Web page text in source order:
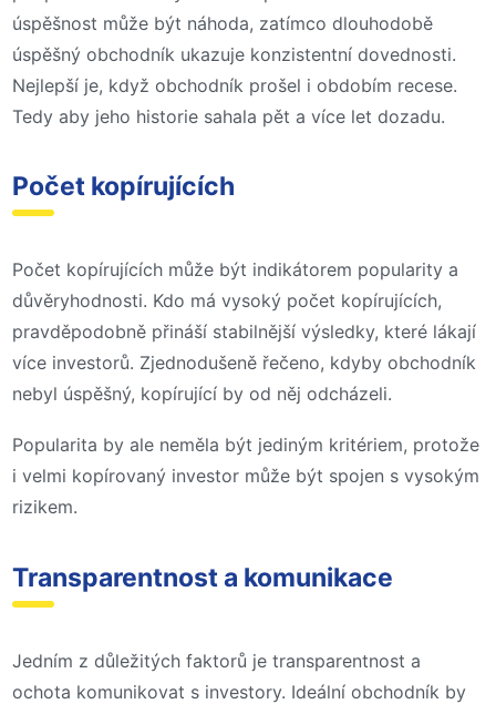
úspěšnost může být náhoda, zatímco dlouhodobě
úspěšný obchodník ukazuje konzistentní dovednosti.
Nejlepší je, když obchodník prošel i obdobím recese.
Tedy aby jeho historie sahala pět a více let dozadu.
Počet kopírujících
Počet kopírujících může být indikátorem popularity a
důvěryhodnosti. Kdo má vysoký počet kopírujících,
pravděpodobně přináší stabilnější výsledky, které lákají
více investorů. Zjednodušeně řečeno, kdyby obchodník
nebyl úspěšný, kopírující by od něj odcházeli.
Popularita by ale neměla být jediným kritériem, protože
i velmi kopírovaný investor může být spojen s vysokým
rizikem.
Transparentnost a komunikace
Jedním z důležitých faktorů je transparentnost a
ochota komunikovat s investory. Ideální obchodník by